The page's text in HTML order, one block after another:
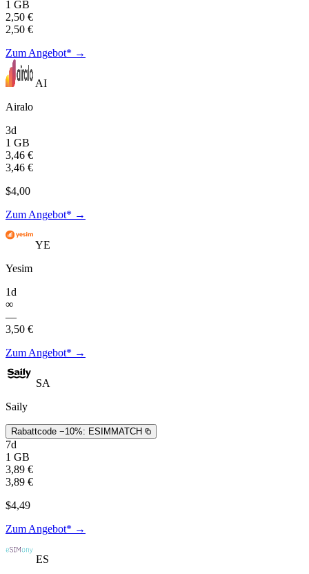
1 GB
2,50 €
2,50 €
Zum Angebot* →
AI
Airalo
3d
1 GB
3,46 €
3,46 €
$4,00
Zum Angebot* →
YE
Yesim
1d
∞
—
3,50 €
Zum Angebot* →
SA
Saily
Rabattcode −10%: ESIMMATCH
7d
1 GB
3,89 €
3,89 €
$4,49
Zum Angebot* →
ES